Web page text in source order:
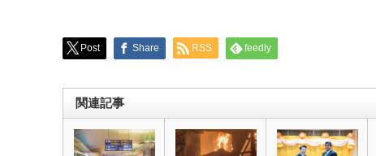
Post Share RSS feedly
関連記事